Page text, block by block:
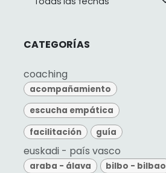
CATEGORÍAS
coaching
acompañamiento
escucha empática
facilitación
guía
euskadi - país vasco
araba - álava
bilbo - bilbao